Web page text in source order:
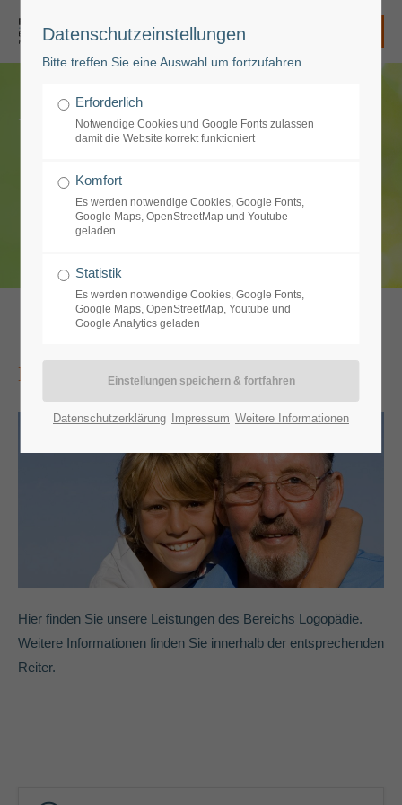
Anmelden
|Lost your password?
Lorem ipsum dolor sit amet:
/ 365days
We offer support for our customers
Mon - Fri 8:00am - 5:00pm(GMT +1)
Get in touch
Cybersteel Inc.
376-293 City Road, Suite 600
Logopädie
Erwachsene
Hier finden Sie unsere Leistungen des Bereichs Logopädie.
Weitere Informationen finden Sie innerhalb der entsprechenden
Reiter.
Datenschutzeinstellungen
Bitte treffen Sie eine Auswahl um fortzufahren
Erforderlich
Notwendige Cookies und Google Fonts zulassen
damit die Website korrekt funktioniert
Komfort
Es werden notwendige Cookies, Google Fonts,
Google Maps, OpenStreetMap und Youtube
geladen.
Statistik
Es werden notwendige Cookies, Google Fonts,
Google Maps, OpenStreetMap, Youtube und
Google Analytics geladen
Datenschutzerklärung Impressum Weitere Informationen